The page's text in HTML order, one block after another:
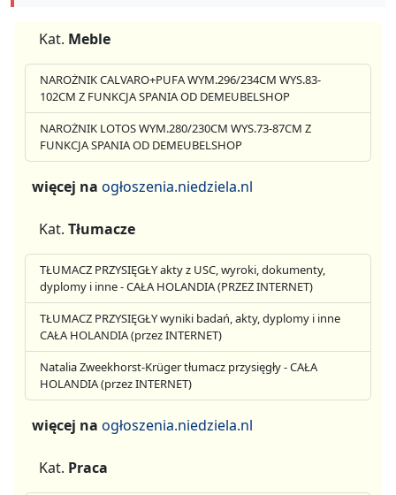
Kat. Meble
NAROŻNIK CALVARO+PUFA WYM.296/234CM WYS.83-
102CM Z FUNKCJA SPANIA OD DEMEUBELSHOP
NAROŻNIK LOTOS WYM.280/230CM WYS.73-87CM Z
FUNKCJA SPANIA OD DEMEUBELSHOP
więcej na ogłoszenia.niedziela.nl
Kat. Tłumacze
TŁUMACZ PRZYSIĘGŁY akty z USC, wyroki, dokumenty,
dyplomy i inne - CAŁA HOLANDIA (PRZEZ INTERNET)
TŁUMACZ PRZYSIĘGŁY wyniki badań, akty, dyplomy i inne
CAŁA HOLANDIA (przez INTERNET)
Natalia Zweekhorst-Krüger tłumacz przysięgły - CAŁA
HOLANDIA (przez INTERNET)
więcej na ogłoszenia.niedziela.nl
Kat. Praca